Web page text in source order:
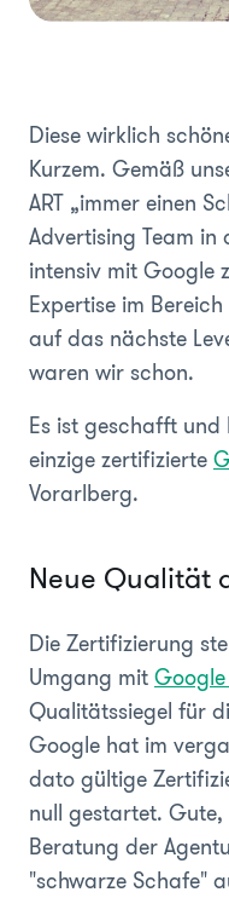
Diese wirklich
Kurzem. Gemäß
ART „immer einen
Advertising Team
intensiv mit Google
Expertise im
auf das nächste
waren wir schon.
Es ist geschafft und
einzige zertifizierte
Vorarlberg.
Neue Qualität
Die Zertifizierung
Umgang mit
Qualitätssiegel für
Google hat im
dato gültige
null gestartet.
Beratung der
"schwarze Schafe"